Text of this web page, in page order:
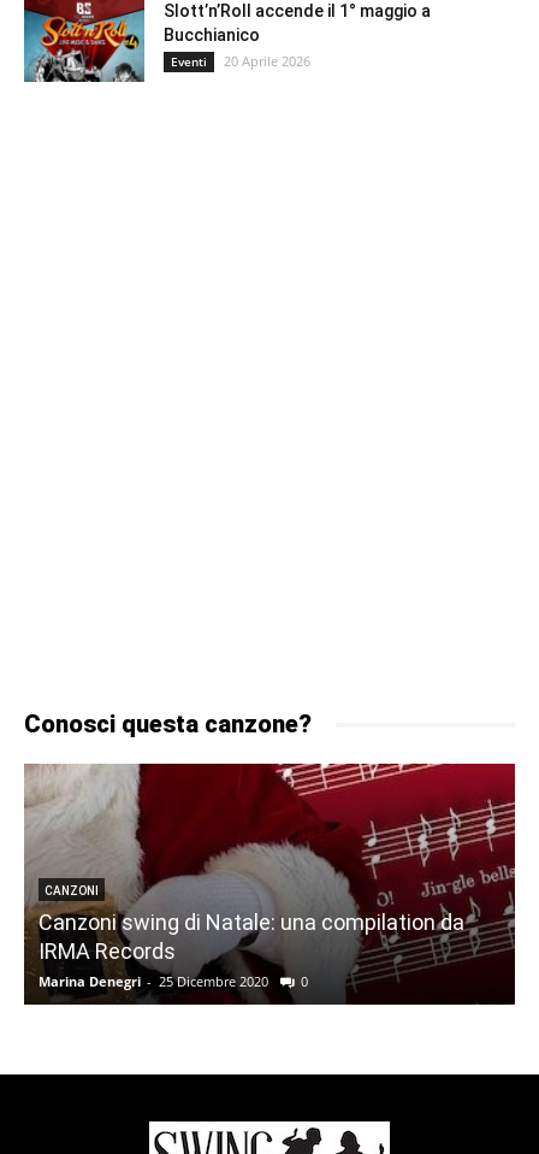
Slott’n’Roll accende il 1° maggio a
Bucchianico
Eventi 20 Aprile 2026
Conosci questa canzone?
CANZONI
Canzoni swing di Natale: una compilation da
IRMA Records
Marina Denegri - 25 Dicembre 2020 0